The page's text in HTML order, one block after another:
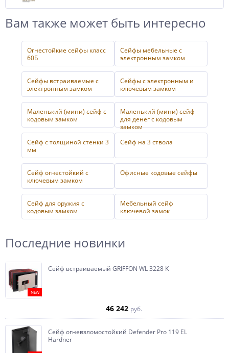
Вам также может быть интересно
Огнестойкие сейфы класс
60Б
Сейфы мебельные с
электронным замком
Сейфы встраиваемые с
электронным замком
Сейфы с электронным и
ключевым замком
Маленький (мини) сейф с
кодовым замком
Маленький (мини) сейф
для денег с кодовым
замком
Сейф с толщиной стенки 3
мм
Сейф на 3 ствола
Сейф огнестойкий с
ключевым замком
Офисные кодовые сейфы
Сейф для оружия с
кодовым замком
Мебельный сейф
ключевой замок
Последние новинки
NEW
Сейф встраиваемый GRIFFON WL 3228 K
46 242 руб.
Сейф огневзломостойкий Defender Pro 119 EL
Hardner